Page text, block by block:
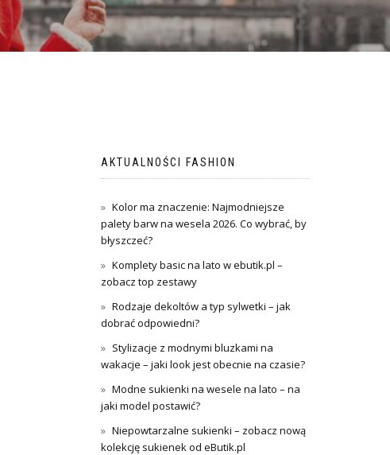
AKTUALNOŚCI FASHION
Kolor ma znaczenie: Najmodniejsze
palety barw na wesela 2026. Co wybrać, by
błyszczeć?
Komplety basic na lato w ebutik.pl –
zobacz top zestawy
Rodzaje dekoltów a typ sylwetki – jak
dobrać odpowiedni?
Stylizacje z modnymi bluzkami na
wakacje – jaki look jest obecnie na czasie?
Modne sukienki na wesele na lato – na
jaki model postawić?
Niepowtarzalne sukienki – zobacz nową
kolekcję sukienek od eButik.pl